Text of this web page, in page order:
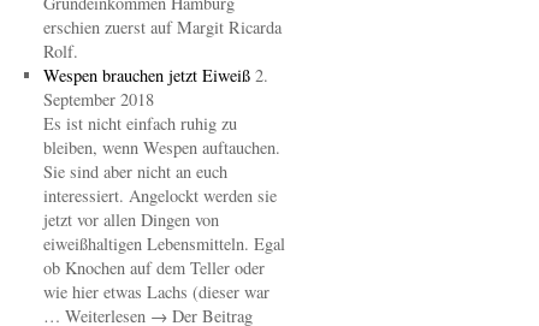
erschien zuerst auf Margit Ricarda
Rolf.
Wespen brauchen jetzt Eiweiß 2.
September 2018
Es ist nicht einfach ruhig zu
bleiben, wenn Wespen auftauchen.
Sie sind aber nicht an euch
interessiert. Angelockt werden sie
jetzt vor allen Dingen von
eiweißhaltigen Lebensmitteln. Egal
ob Knochen auf dem Teller oder
wie hier etwas Lachs (dieser war
… Weiterlesen → Der Beitrag